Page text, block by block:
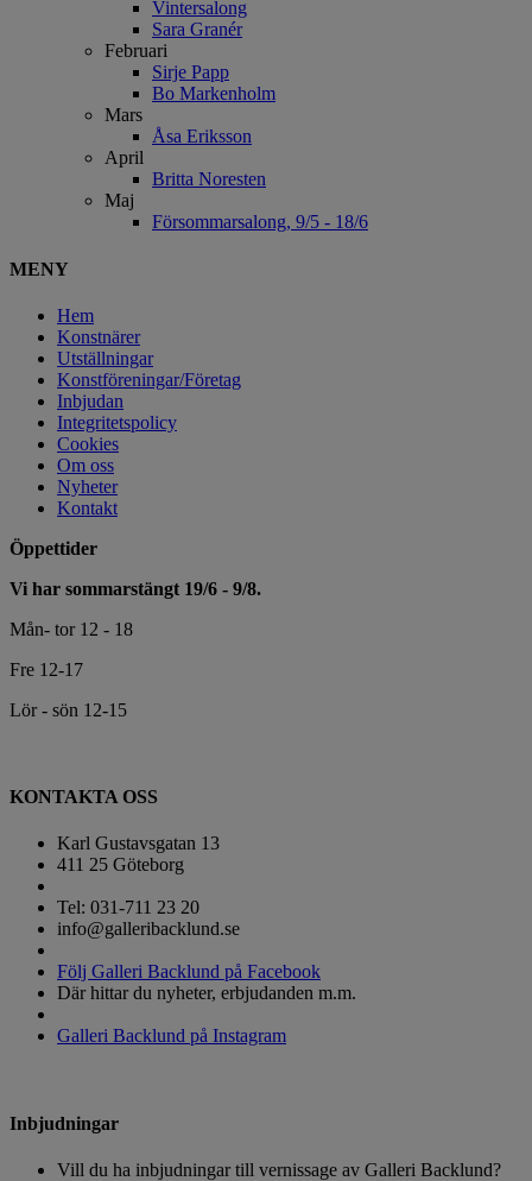
Vintersalong
Sara Granér
Februari
Sirje Papp
Bo Markenholm
Mars
Åsa Eriksson
April
Britta Noresten
Maj
Försommarsalong, 9/5 - 18/6
MENY
Hem
Konstnärer
Utställningar
Konstföreningar/Företag
Inbjudan
Integritetspolicy
Cookies
Om oss
Nyheter
Kontakt
Öppettider
Vi har sommarstängt 19/6 - 9/8.
Mån- tor 12 - 18
Fre 12-17
Lör - sön 12-15
KONTAKTA OSS
Karl Gustavsgatan 13
411 25 Göteborg
Tel: 031-711 23 20
info@galleribacklund.se
Följ Galleri Backlund på Facebook
Där hittar du nyheter, erbjudanden m.m.
Galleri Backlund på Instagram
Inbjudningar
Vill du ha inbjudningar till vernissage av Galleri Backlund?